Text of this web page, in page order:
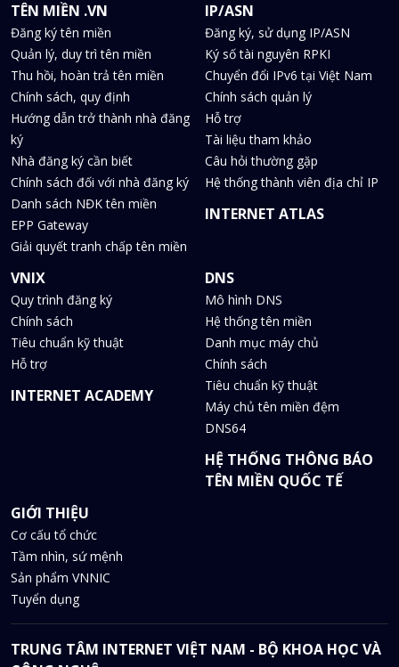
TÊN MIỀN .VN
Đăng ký tên miền
Quản lý, duy trì tên miền
Thu hồi, hoàn trả tên miền
Chính sách, quy định
Hướng dẫn trở thành nhà đăng
ký
Nhà đăng ký cần biết
Chính sách đối với nhà đăng ký
Danh sách NĐK tên miền
EPP Gateway
Giải quyết tranh chấp tên miền
IP/ASN
Đăng ký, sử dụng IP/ASN
Ký số tài nguyên RPKI
Chuyển đổi IPv6 tại Việt Nam
Chính sách quản lý
Hỗ trợ
Tài liệu tham khảo
Câu hỏi thường gặp
Hệ thống thành viên địa chỉ IP
INTERNET ATLAS
VNIX
Quy trình đăng ký
Chính sách
Tiêu chuẩn kỹ thuật
Hỗ trợ
INTERNET ACADEMY
DNS
Mô hình DNS
Hệ thống tên miền
Danh mục máy chủ
Chính sách
Tiêu chuẩn kỹ thuật
Máy chủ tên miền đệm
DNS64
HỆ THỐNG THÔNG BÁO
TÊN MIỀN QUỐC TẾ
GIỚI THIỆU
Cơ cấu tổ chức
Tầm nhìn, sứ mệnh
Sản phẩm VNNIC
Tuyển dụng
TRUNG TÂM INTERNET VIỆT NAM - BỘ KHOA HỌC VÀ